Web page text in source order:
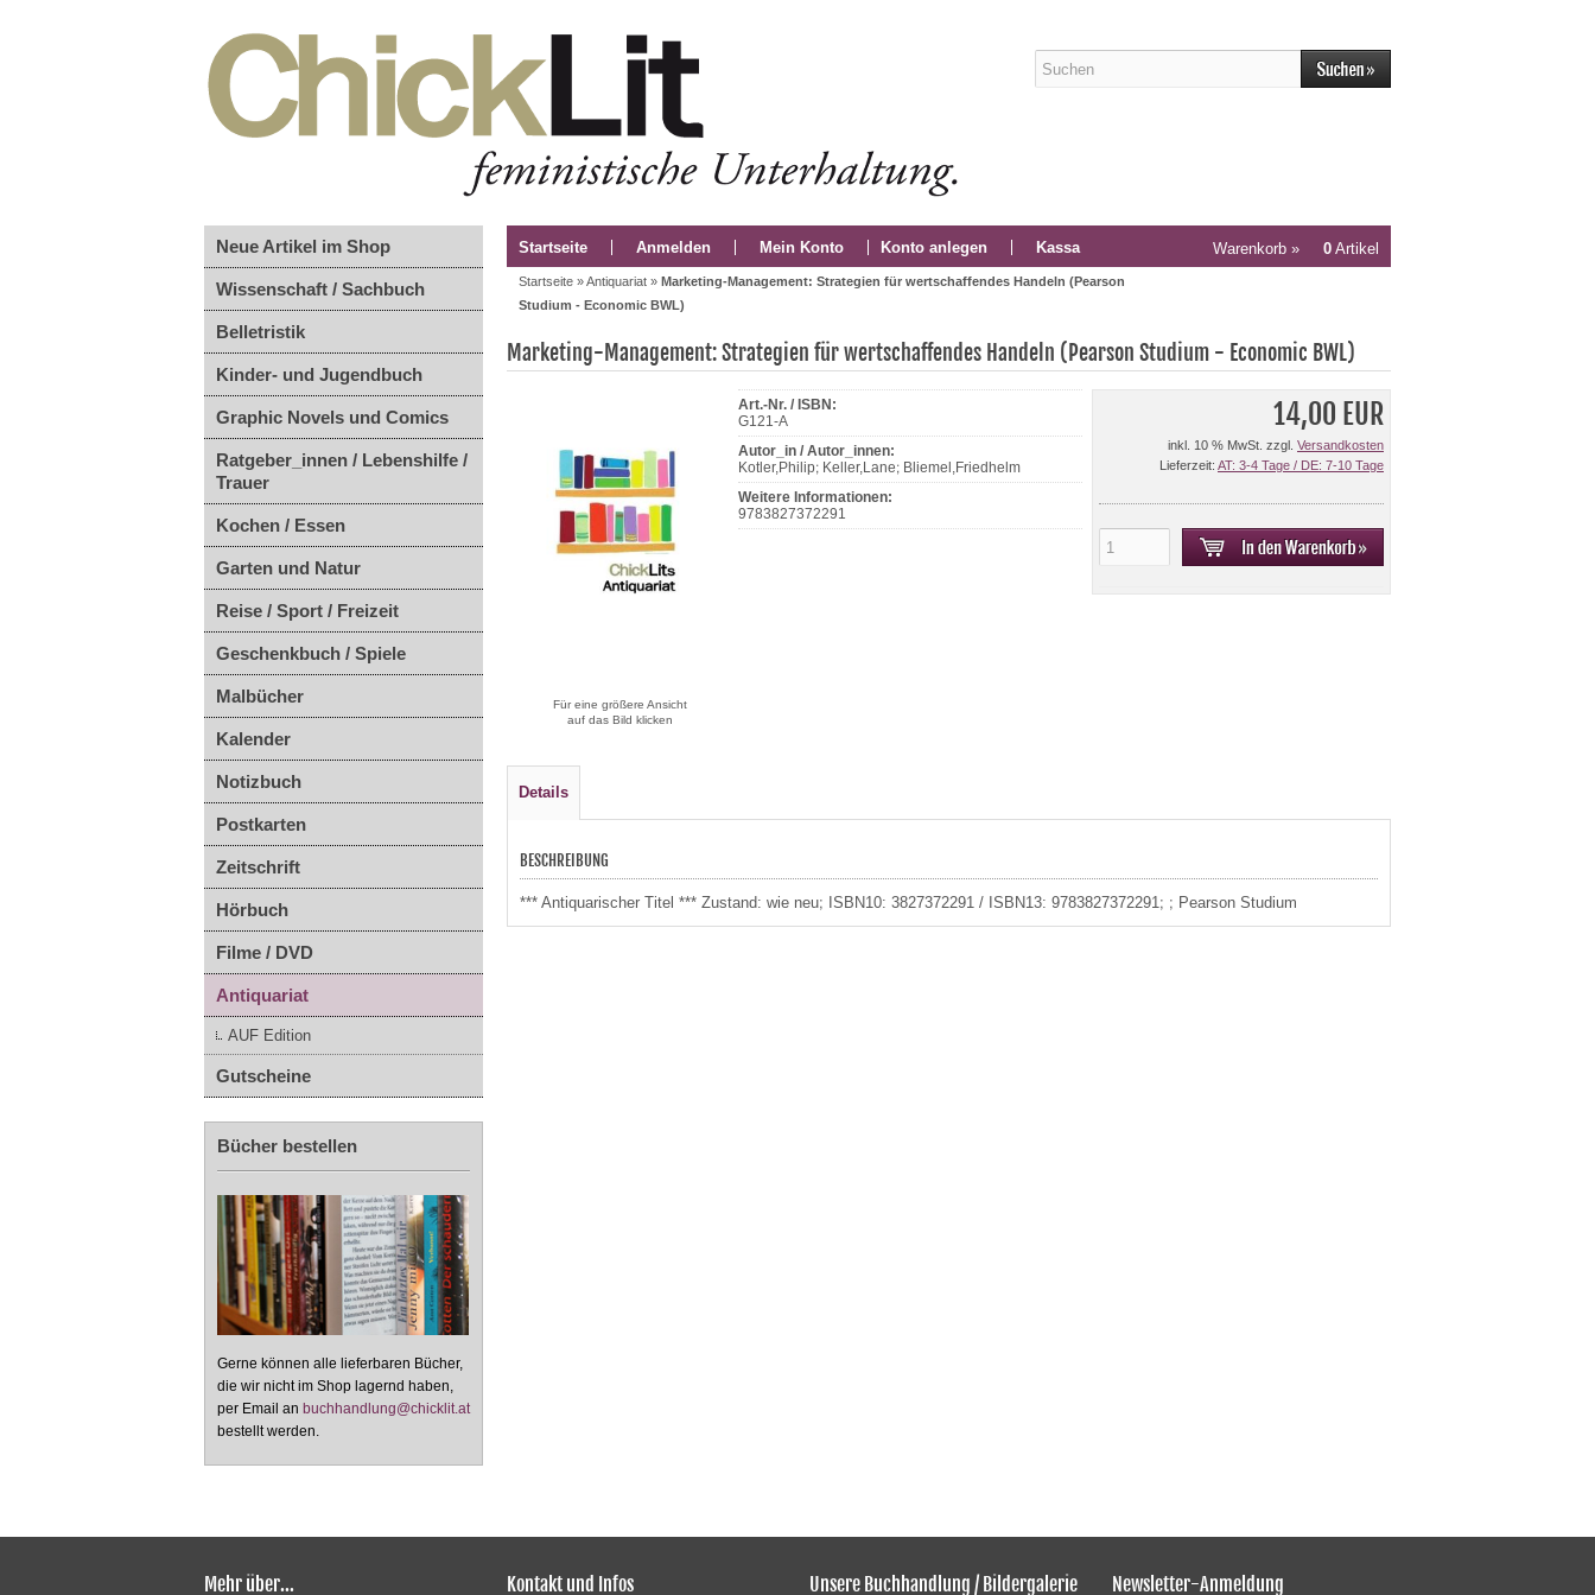
Neue Artikel im Shop
Wissenschaft / Sachbuch
Belletristik
Kinder- und Jugendbuch
Graphic Novels und Comics
Ratgeber_innen / Lebenshilfe /
Trauer
Kochen / Essen
Garten und Natur
Reise / Sport / Freizeit
Geschenkbuch / Spiele
Malbücher
Kalender
Notizbuch
Postkarten
Zeitschrift
Hörbuch
Filme / DVD
Antiquariat
AUF Edition
Gutscheine
Bücher bestellen
Gerne können alle lieferbaren Bücher,
die wir nicht im Shop lagernd haben,
per Email an buchhandlung@chicklit.at
bestellt werden.
Startseite Anmelden Mein Konto Konto anlegen Kassa Warenkorb » 0 Artikel
Startseite »Antiquariat » Marketing-Management: Strategien für wertschaffendes Handeln (Pearson
Studium - Economic BWL)
Marketing-Management: Strategien für wertschaffendes Handeln (Pearson Studium - Economic BWL)
Für eine größere Ansicht
auf das Bild klicken
Art.-Nr. / ISBN:
G121-A
Autor_in / Autor_innen:
Kotler,Philip; Keller,Lane; Bliemel,Friedhelm
Weitere Informationen:
9783827372291
14,00 EUR
inkl. 10 % MwSt. zzgl. Versandkosten
Lieferzeit: AT: 3-4 Tage / DE: 7-10 Tage
Details
BESCHREIBUNG
*** Antiquarischer Titel *** Zustand: wie neu; ISBN10: 3827372291 / ISBN13: 9783827372291; ; Pearson Studium
Mehr über... Kontakt und Infos Unsere Buchhandlung / Bildergalerie Newsletter-Anmeldung